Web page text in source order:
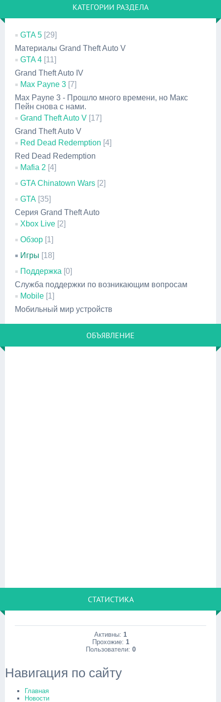
КАТЕГОРИИ РАЗДЕЛА
GTA 5 [29]
Материалы Grand Theft Auto V
GTA 4 [11]
Grand Theft Auto IV
Max Payne 3 [7]
Max Payne 3 - Прошло много времени, но Макс
Пейн снова с нами.
Grand Theft Auto V [17]
Grand Theft Auto V
Red Dead Redemption [4]
Red Dead Redemption
Mafia 2 [4]
GTA Chinatown Wars [2]
GTA [35]
Серия Grand Theft Auto
Xbox Live [2]
Обзор [1]
Игры [18]
Поддержка [0]
Служба поддержки по возникающим вопросам
Mobile [1]
Мобильный мир устройств
ОБЪЯВЛЕНИЕ
СТАТИСТИКА
Активны: 1
Прохожие: 1
Пользователи: 0
Навигация по сайту
Главная
Новости